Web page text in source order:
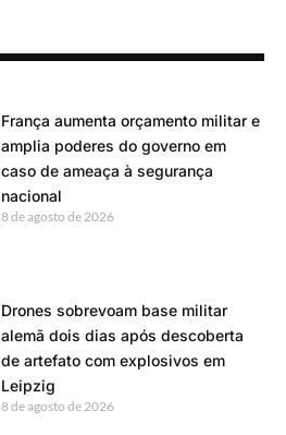
França aumenta orçamento militar e
amplia poderes do governo em
caso de ameaça à segurança
nacional
8 de agosto de 2026
Drones sobrevoam base militar
alemã dois dias após descoberta
de artefato com explosivos em
Leipzig
8 de agosto de 2026